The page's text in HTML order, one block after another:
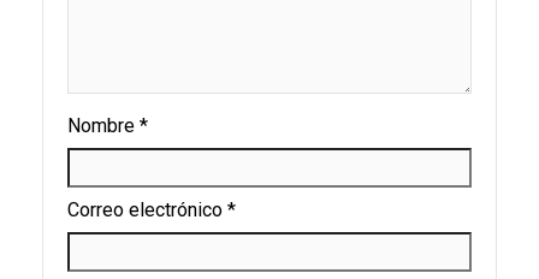
Nombre *
Correo electrónico *